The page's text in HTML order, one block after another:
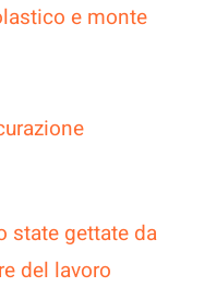
e monte
state gettate da
del lavoro